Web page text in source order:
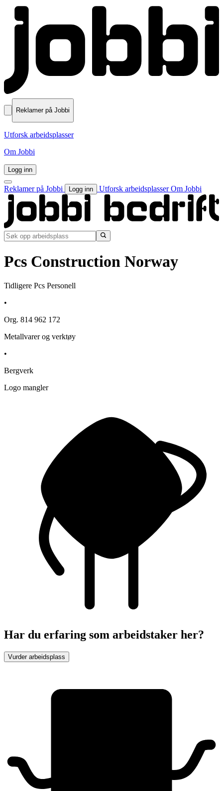
Reklamer på Jobbi
Utforsk arbeidsplasser
Om Jobbi
Logg inn
Reklamer på Jobbi Logg inn Utforsk arbeidsplasserOm Jobbi
Pcs Construction Norway
Tidligere Pcs Personell
•
Org. 814 962 172
Metallvarer og verktøy
•
Bergverk
Logo mangler
Har du erfaring som arbeidstaker her?
Vurder arbeidsplass